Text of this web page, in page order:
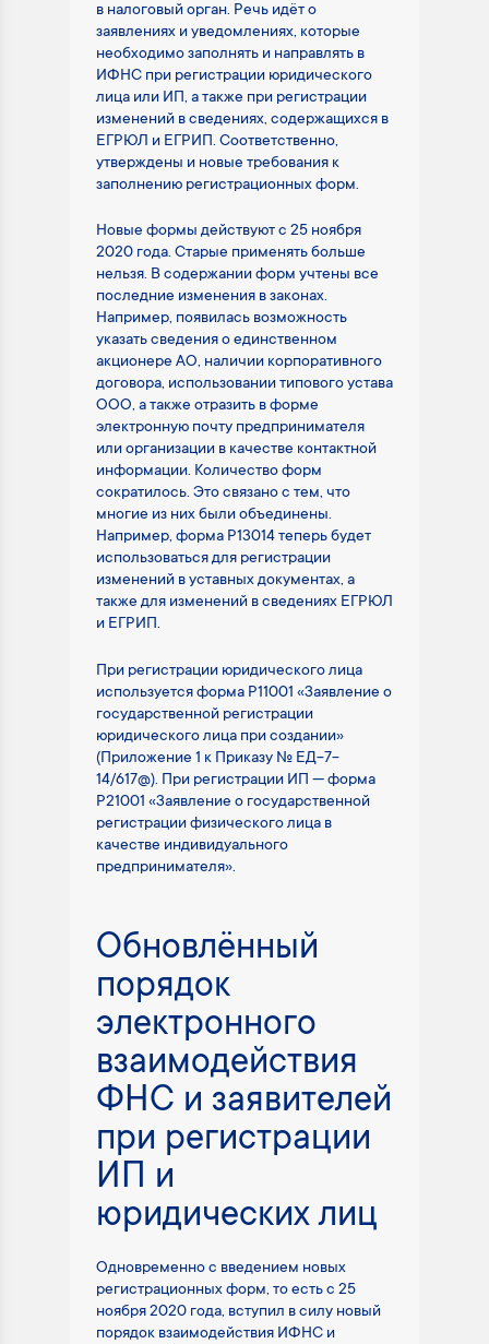
в налоговый орган. Речь идёт о
заявлениях и уведомлениях, которые
необходимо заполнять и направлять в
ИФНС при регистрации юридического
лица или ИП, а также при регистрации
изменений в сведениях, содержащихся в
ЕГРЮЛ и ЕГРИП. Соответственно,
утверждены и новые требования к
заполнению регистрационных форм.
Новые формы действуют с 25 ноября
2020 года. Старые применять больше
нельзя. В содержании форм учтены все
последние изменения в законах.
Например, появилась возможность
указать сведения о единственном
акционере АО, наличии корпоративного
договора, использовании типового устава
ООО, а также отразить в форме
электронную почту предпринимателя
или организации в качестве контактной
информации. Количество форм
сократилось. Это связано с тем, что
многие из них были объединены.
Например, форма Р13014 теперь будет
использоваться для регистрации
изменений в уставных документах, а
также для изменений в сведениях ЕГРЮЛ
и ЕГРИП.
При регистрации юридического лица
используется форма Р11001 «Заявление о
государственной регистрации
юридического лица при создании»
(Приложение 1 к Приказу № ЕД-7-
14/617@). При регистрации ИП — форма
Р21001 «Заявление о государственной
регистрации физического лица в
качестве индивидуального
предпринимателя».
Обновлённый
порядок
электронного
взаимодействия
ФНС и заявителей
при регистрации
ИП и
юридических лиц
Одновременно с введением новых
регистрационных форм, то есть с 25
ноября 2020 года, вступил в силу новый
порядок взаимодействия ИФНС и